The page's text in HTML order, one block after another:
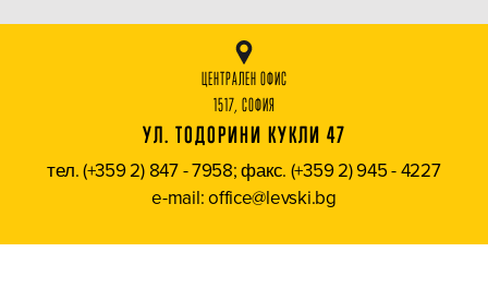
ЦЕНТРАЛЕН ОФИС
1517, СОФИЯ
УЛ. ТОДОРИНИ КУКЛИ 47
тел. (+359 2) 847 - 7958; факс. (+359 2) 945 - 4227
e-mail: office@levski.bg